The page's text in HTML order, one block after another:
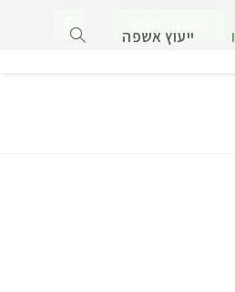
ייעוץ אשפה